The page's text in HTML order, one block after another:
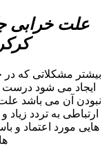
علت خرابی
بیشتر مشکلاتی که
ایجاد می شود
نبودن آن می باشد
ارتباطی به تردد
هایی مورد اعتماد و